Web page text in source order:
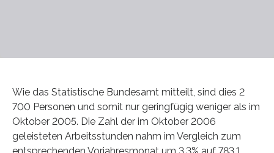
Wie das Statistische Bundesamt mitteilt, sind dies 2
700 Personen und somit nur geringfügig weniger als im
Oktober 2005. Die Zahl der im Oktober 2006
geleisteten Arbeitsstunden nahm im Vergleich zum
entsprechenden Vorjahresmonat um 3,3% auf 783,1